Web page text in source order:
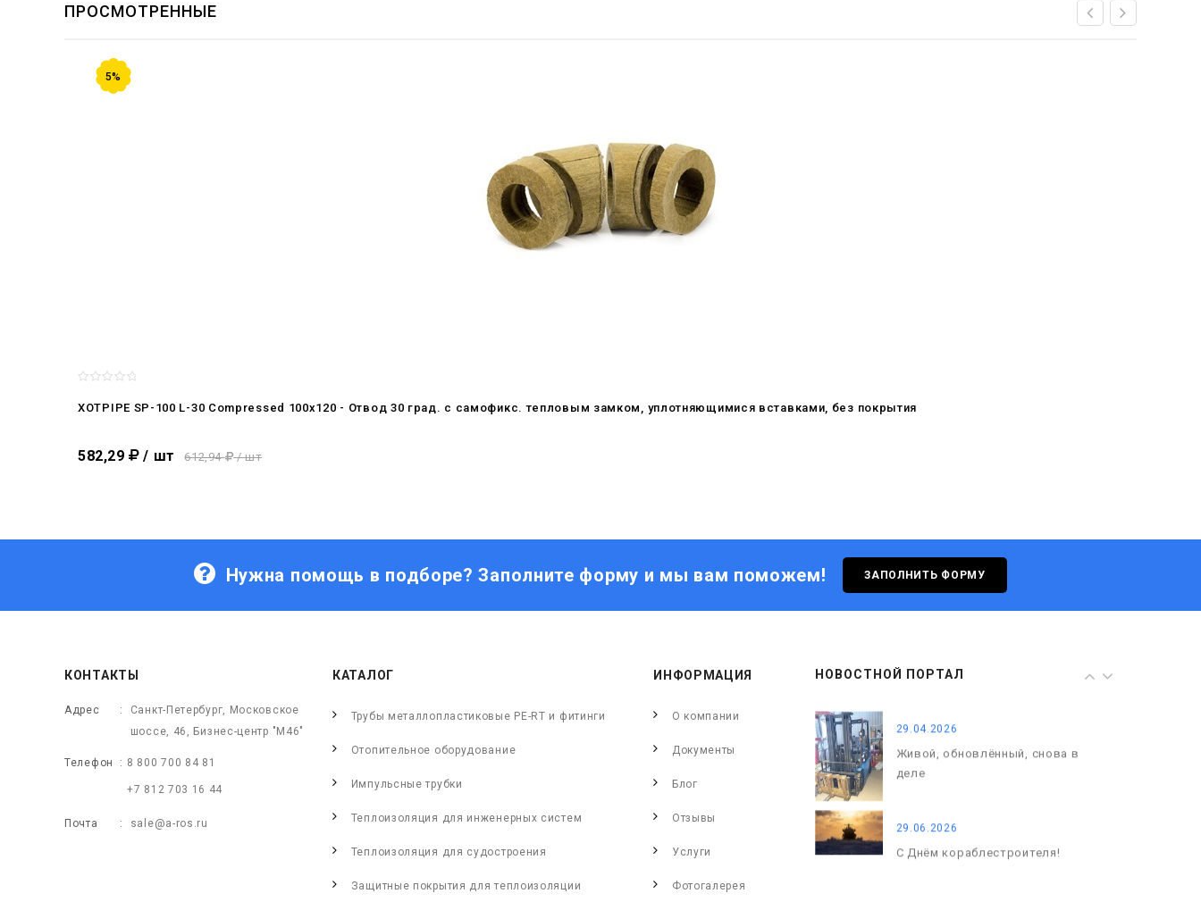
ПРОСМОТРЕННЫЕ
5%
XOTPIPE SP-100 L-30 Compressed 100x120 - Отвод 30 град. c самофикс. тепловым замком, уплотняющимися вставками, без покрытия
582,29 / шт 612,94 / шт
Нужна помощь в подборе? Заполните форму и мы вам поможем! ЗАПОЛНИТЬ ФОРМУ
НОВОСТНОЙ ПОРТАЛ
08.05.2026
С Днём кораблестроителя!
С Днём Победы. Память, которая
29.04.2026
Живой, обновлённый, снова в
деле
29.06.2026
С Днём кораблестроителя!
КОНТАКТЫ
Адрес
Санкт-Петербург, Московское
шоссе, 46, Бизнес-центр "М46"
Телефон 8 800 700 84 81
+7 812 703 16 44
Почта sale@a-ros.ru
КАТАЛОГ
Трубы металлопластиковые PE-RT и фитинги
Отопительное оборудование
Импульсные трубки
Теплоизоляция для инженерных систем
Теплоизоляция для судостроения
Защитные покрытия для теплоизоляции
ИНФОРМАЦИЯ
О компании
Документы
Блог
Отзывы
Услуги
Фотогалерея